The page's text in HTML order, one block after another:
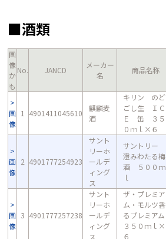
■酒類
画
像
か
も
No. JANCD
メーカー
名
商品名称
画
像
1 4901411045610
麒麟麦
酒
キリン のど
ごし生 ＩＣ
Ｅ 缶 ３５
０ｍｌ×６
画
像
2 4901777254923
サント
リーホ
ールデ
ィング
ス
サントリー
澄みわたる梅
酒 ５００ｍ
ｌ
画
像
3 4901777257238
サント
リーホ
ールデ
ィング
ス
ザ・プレミア
ム・モルツ香
るプレミアム
３５０ｍｌ×
６